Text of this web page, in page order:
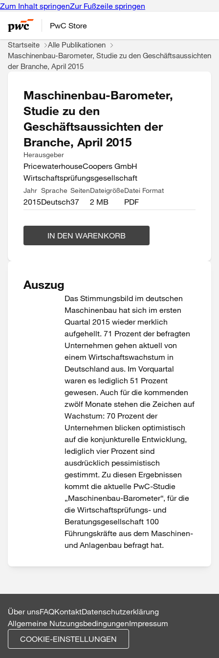
Zum Inhalt springenZur Fußzeile springen
PwC Store
Startseite
Alle Publikationen
Maschinenbau-Barometer, Studie zu den Geschäftsaussichten
der Branche, April 2015
Maschinenbau-Barometer,
Studie zu den
Geschäftsaussichten der
Branche, April 2015
Herausgeber
PricewaterhouseCoopers GmbH
Wirtschaftsprüfungsgesellschaft
Jahr
2015
Sprache
Deutsch
Seiten
37
Dateigröße
2 MB
Datei Format
PDF
IN DEN WARENKORB
Auszug
Das Stimmungsbild im deutschen
Maschinenbau hat sich im ersten
Quartal 2015 wieder merklich
aufgehellt. 71 Prozent der befragten
Unternehmen gehen aktuell von
einem Wirtschaftswachstum in
Deutschland aus. Im Vorquartal
waren es lediglich 51 Prozent
gewesen. Auch für die kommenden
zwölf Monate stehen die Zeichen auf
Wachstum: 70 Prozent der
Unternehmen blicken optimistisch
auf die konjunkturelle Entwicklung,
lediglich vier Prozent sind
ausdrücklich pessimistisch
gestimmt. Zu diesen Ergebnissen
kommt die aktuelle PwC-Studie
„Maschinenbau-Barometer“, für die
die Wirtschaftsprüfungs- und
Beratungsgesellschaft 100
Führungskräfte aus dem Maschinen-
Über unsFAQKontaktDatenschutzerklärung
Allgemeine NutzungsbedingungenImpressum
COOKIE-EINSTELLUNGEN